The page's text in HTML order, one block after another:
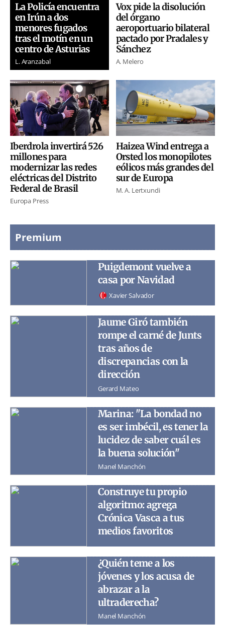
La Policía encuentra
en Irún a dos
menores fugados
tras el motín en un
centro de Asturias
L. Aranzabal
Vox pide la disolución
del órgano
aeroportuario bilateral
pactado por Pradales y
Sánchez
A. Melero
Iberdrola invertirá 526
millones para
modernizar las redes
eléctricas del Distrito
Federal de Brasil
Europa Press
Haizea Wind entrega a
Orsted los monopilotes
eólicos más grandes del
sur de Europa
M. A. Lertxundi
Premium
Puigdemont vuelve a
casa por Navidad
Xavier Salvador
Jaume Giró también
rompe el carné de Junts
tras años de
discrepancias con la
dirección
Gerard Mateo
Marina: "La bondad no
es ser imbécil, es tener la
lucidez de saber cuál es
la buena solución"
Manel Manchón
Construye tu propio
algoritmo: agrega
Crónica Vasca a tus
medios favoritos
¿Quién teme a los
jóvenes y los acusa de
abrazar a la
ultraderecha?
Manel Manchón